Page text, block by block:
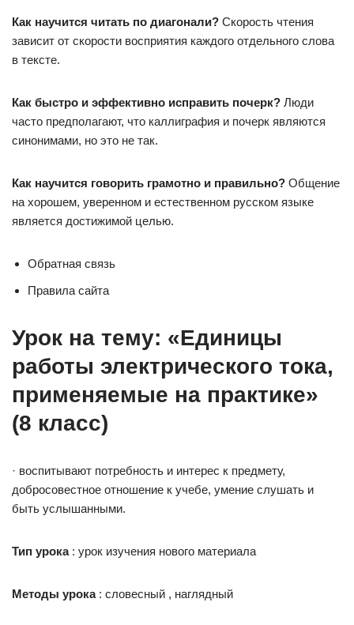
Как научится читать по диагонали? Скорость чтения
зависит от скорости восприятия каждого отдельного слова
в тексте.
Как быстро и эффективно исправить почерк? Люди
часто предполагают, что каллиграфия и почерк являются
синонимами, но это не так.
Как научится говорить грамотно и правильно? Общение
на хорошем, уверенном и естественном русском языке
является достижимой целью.
Обратная связь
Правила сайта
Урок на тему: «Единицы
работы электрического тока,
применяемые на практике»
(8 класс)
· воспитывают потребность и интерес к предмету,
добросовестное отношение к учебе, умение слушать и
быть услышанными.
Тип урока: урок изучения нового материала
Методы урока: словесный , наглядный